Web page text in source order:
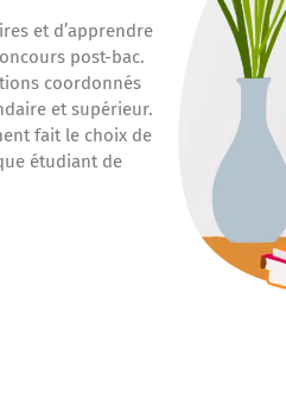
et d’apprendre
post-bac.
coordonnés
et supérieur.
fait le choix de
étudiant de